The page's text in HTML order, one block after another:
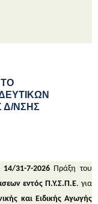
Δ/ΝΣΗΣ
14/31-7-2026Πράξη του
εντός Π.Υ.Σ.Π.Ε. για
και Ειδικής Αγωγής